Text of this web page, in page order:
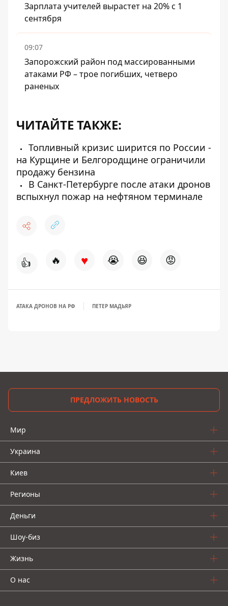
Зарплата учителей вырастет на 20% с 1
сентября
09:07
Запорожский район под массированными
атаками РФ – трое погибших, четверо
раненых
ЧИТАЙТЕ ТАКЖЕ:
Топливный кризис ширится по России -
на Курщине и Белгородщине ограничили
продажу бензина
В Санкт-Петербурге после атаки дронов
вспыхнул пожар на нефтяном терминале
👍 🔥 ♥ 😭 😆 😡
АТАКА ДРОНОВ НА РФ ПЕТЕР МАДЬЯР
ПРЕДЛОЖИТЬ НОВОСТЬ
Мир
Украина
Киев
Регионы
Деньги
Шоу-биз
Жизнь
О нас